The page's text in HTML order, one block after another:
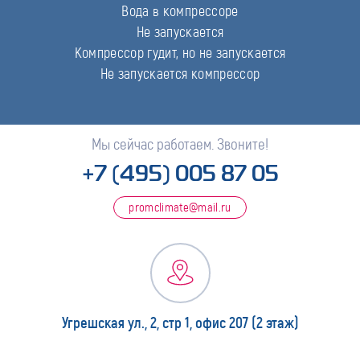
Вода в компрессоре
Не запускается
Компрессор гудит, но не запускается
Не запускается компрессор
Мы сейчас работаем. Звоните!
+7 (495) 005 87 05
promclimate@mail.ru
Угрешская ул., 2, стр 1, офис 207 (2 этаж)